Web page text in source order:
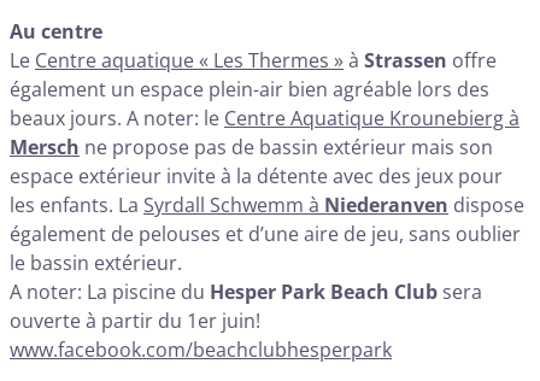
Au centre
Le Centre aquatique « Les Thermes »à Strassen offre
également un espace plein-air bien agréable lors des
beaux jours. A noter: le Centre Aquatique Krounebierg à
Mersch ne propose pas de bassin extérieur mais son
espace extérieur invite à la détente avec des jeux pour
les enfants. La Syrdall Schwemm à Niederanven dispose
également de pelouses et d’une aire de jeu, sans oublier
le bassin extérieur.
A noter: La piscine du Hesper Park Beach Club sera
ouverte à partir du 1er juin!
www.facebook.com/beachclubhesperpark